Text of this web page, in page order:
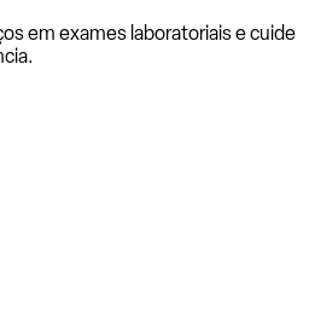
em exames laboratoriais e cuide